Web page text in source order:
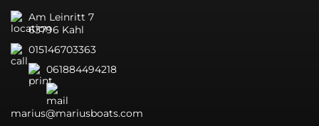
Am Leinritt 7
63796 Kahl
015146703363
061884494218
marius@mariusboats.com